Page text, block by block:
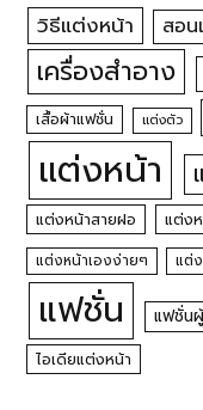
วิธีแต่งหน้า
สอ
เครื่องสำอาง
เสื้อผ้าแฟชั่น แต่งตัว
แต่งหน้า
แต่งหน้าสายฝอ แต่ง
แต่งหน้าเองง่ายๆ แต่
แฟชั่น แฟชั่น
ไอเดียแต่งหน้า